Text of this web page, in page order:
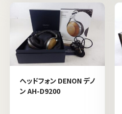
ヘッドフォン DENON デノ
ン AH-D9200